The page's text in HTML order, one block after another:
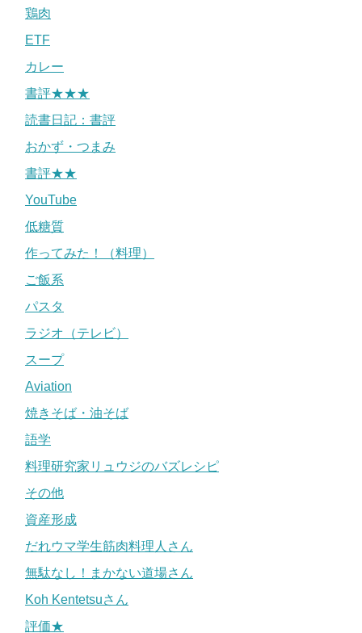
鶏肉
ETF
カレー
書評★★★
読書日記：書評
おかず・つまみ
書評★★
YouTube
低糖質
作ってみた！（料理）
ご飯系
パスタ
ラジオ（テレビ）
スープ
Aviation
焼きそば・油そば
語学
料理研究家リュウジのバズレシピ
その他
資産形成
だれウマ学生筋肉料理人さん
無駄なし！まかない道場さん
Koh Kentetsuさん
評価★